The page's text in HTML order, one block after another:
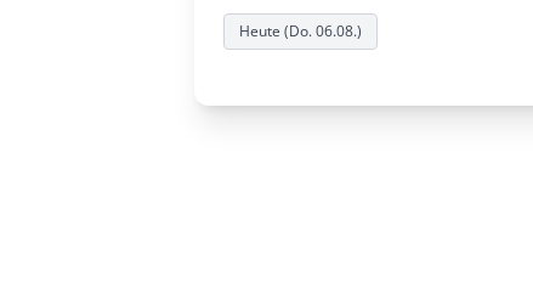
Heute (Do. 06.08.)